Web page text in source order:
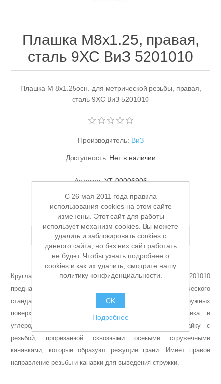
Садовая и силовая техника
Станки и оснастка
Аккумуляторы и ЗУ
Плашка М8х1.25, правая,
сталь 9ХС ВиЗ 5201010
Плашка М 8х1.25осн. для метрической резьбы, правая,
сталь 9ХС ВиЗ 5201010
Производитель: ВиЗ
Доступность: Нет в наличии
Артикул: УТ-00006906
Заказной номер производителя:
Товар распродан
Добавить в список пожеланий
Круглая плашка М8х1,25 мм Волжский Инструмент 5201010
предназначена для нарезания и калибровки резьбы метрического
стандарта на прутках, винтах, шпильках и наружных
поверхностях деталей из цветных металлов, пластика и
углеродистой стали. Представляет собой круглую гайку с
резьбой, прорезанной сквозными осевыми стружечными
канавками, которые образуют режущие грани. Имеет правое
направление резьбы и канавки для выведения стружки.
C 26 мая 2011 года правила
использования cookies на этом сайте
изменены. Этот сайт для работы
использует механизм cookies. Вы можете
удалить и заблокировать cookies с
данного сайта, но без них сайт работать
не будет. Чтобы узнать подробнее о
cookies и как их удалить, смотрите нашу
политику конфиденциальности.
OK
Подробнее